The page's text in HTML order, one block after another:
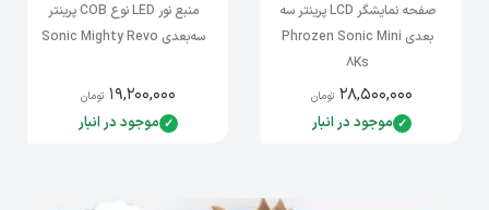
جنس بدنه:آلومینیوم
نوع فیلم:FEP از پیش نصب‌شده
سازگاری:پرینتر سه‌بعدی Phrozen Sonic Mini 8K
صفحه نمایشگر LCD پرینتر سه
بعدی Phrozen Sonic Mini
8Ks
موجود در انبار
۲۸,۵۰۰,۰۰۰ تومان
منبع نور LED نوع COB پرینتر
سه‌بعدی Sonic Mighty Revo
موجود در انبار
۱۹,۲۰۰,۰۰۰ تومان